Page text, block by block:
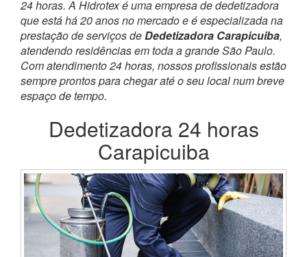
24 horas. A Hidrotex é uma empresa de dedetizadora
que está há 20 anos no mercado e é especializada na
prestação de serviços deDedetizadora Carapicuiba,
atendendo residências em toda a grande São Paulo.
Com atendimento 24 horas, nossos profissionais estão
sempre prontos para chegar até o seu local num breve
espaço de tempo.
Dedetizadora 24 horas
Carapicuiba